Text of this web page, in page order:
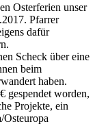
Osterferien unser
Pfarrer
dafür
Scheck über eine
beim
haben.
gespendet worden,
Projekte, ein